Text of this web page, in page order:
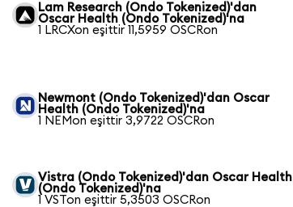
Lam Research (Ondo Tokenized)'dan
Oscar Health (Ondo Tokenized)'na
1 LRCXon eşittir 11,5959 OSCRon
Newmont (Ondo Tokenized)'dan Oscar
Health (Ondo Tokenized)'na
1 NEMon eşittir 3,9722 OSCRon
Vistra (Ondo Tokenized)'dan Oscar Health
(Ondo Tokenized)'na
1 VSTon eşittir 5,3503 OSCRon